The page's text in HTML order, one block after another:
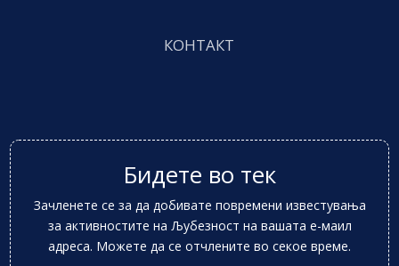
КОНТАКТ
Бидете во тек
Зачленете се за да добивате повремени известувања
за активностите на Љубезност на вашата е-маил
адреса. Можете да се отчлените во секое време.